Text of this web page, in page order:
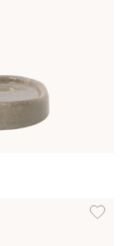
Lägg